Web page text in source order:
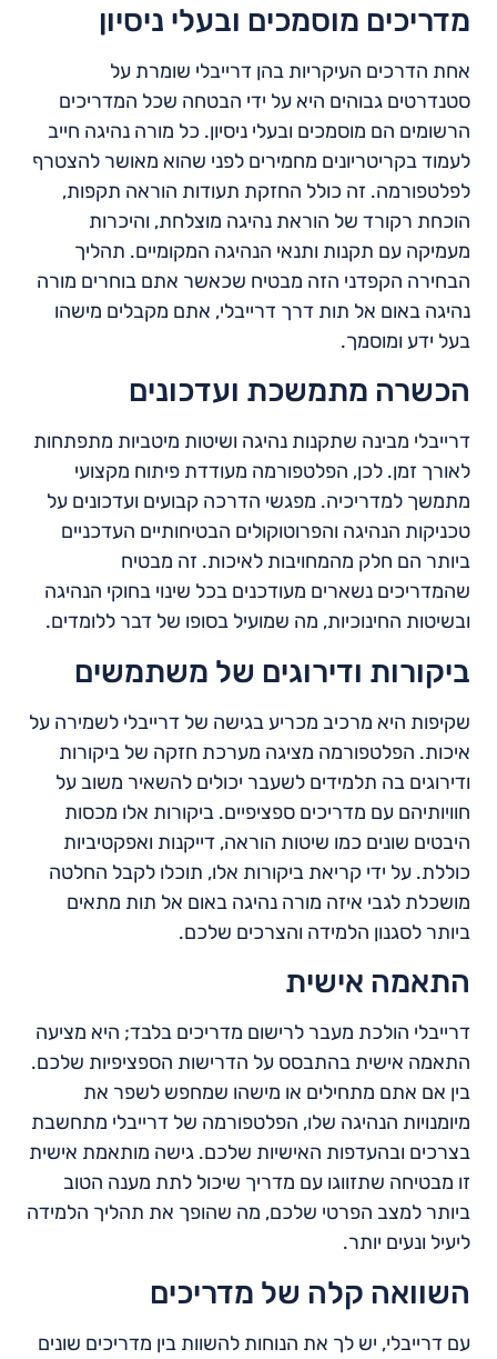
מדריכים מוסמכים ובעלי ניסיון
אחת הדרכים העיקריות בהן דרייבלי שומרת על
סטנדרטים גבוהים היא על ידי הבטחה שכל המדריכים
הרשומים הם מוסמכים ובעלי ניסיון. כל מורה נהיגה חייב
לעמוד בקריטריונים מחמירים לפני שהוא מאושר להצטרף
לפלטפורמה. זה כולל החזקת תעודות הוראה תקפות,
הוכחת רקורד של הוראת נהיגה מוצלחת, והיכרות
מעמיקה עם תקנות ותנאי הנהיגה המקומיים. תהליך
הבחירה הקפדני הזה מבטיח שכאשר אתם בוחרים מורה
נהיגה באום אל תות דרך דרייבלי, אתם מקבלים מישהו
בעל ידע ומוסמך.
הכשרה מתמשכת ועדכונים
דרייבלי מבינה שתקנות נהיגה ושיטות מיטביות מתפתחות
לאורך זמן. לכן, הפלטפורמה מעודדת פיתוח מקצועי
מתמשך למדריכיה. מפגשי הדרכה קבועים ועדכונים על
טכניקות הנהיגה והפרוטוקולים הבטיחותיים העדכניים
ביותר הם חלק מהמחויבות לאיכות. זה מבטיח
שהמדריכים נשארים מעודכנים בכל שינוי בחוקי הנהיגה
ובשיטות החינוכיות, מה שמועיל בסופו של דבר ללומדים.
ביקורות ודירוגים של משתמשים
שקיפות היא מרכיב מכריע בגישה של דרייבלי לשמירה על
איכות. הפלטפורמה מציגה מערכת חזקה של ביקורות
ודירוגים בה תלמידים לשעבר יכולים להשאיר משוב על
חוויותיהם עם מדריכים ספציפיים. ביקורות אלו מכסות
היבטים שונים כמו שיטות הוראה, דייקנות ואפקטיביות
כוללת. על ידי קריאת ביקורות אלו, תוכלו לקבל החלטה
מושכלת לגבי איזה מורה נהיגה באום אל תות מתאים
ביותר לסגנון הלמידה והצרכים שלכם.
התאמה אישית
דרייבלי הולכת מעבר לרישום מדריכים בלבד; היא מציעה
התאמה אישית בהתבסס על הדרישות הספציפיות שלכם.
בין אם אתם מתחילים או מישהו שמחפש לשפר את
מיומנויות הנהיגה שלו, הפלטפורמה של דרייבלי מתחשבת
בצרכים ובהעדפות האישיות שלכם. גישה מותאמת אישית
זו מבטיחה שתזווגו עם מדריך שיכול לתת מענה הטוב
ביותר למצב הפרטי שלכם, מה שהופך את תהליך הלמידה
ליעיל ונעים יותר.
השוואה קלה של מדריכים
עם דרייבלי, יש לך את הנוחות להשוות בין מדריכים שונים